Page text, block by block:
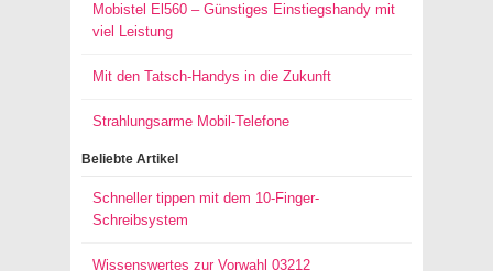
Mobistel El560 – Günstiges Einstiegshandy mit
viel Leistung
Mit den Tatsch-Handys in die Zukunft
Strahlungsarme Mobil-Telefone
Beliebte Artikel
Schneller tippen mit dem 10-Finger-
Schreibsystem
Wissenswertes zur Vorwahl 03212